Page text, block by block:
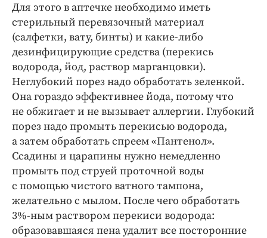
Для этого в аптечке необходимо иметь
стерильный перевязочный материал
(салфетки, вату, бинты) и какие-либо
дезинфицирующие средства (перекись
водорода, йод, раствор марганцовки).
Неглубокий порез надо обработать зеленкой.
Она гораздо эффективнее йода, потому что
не обжигает и не вызывает аллергии. Глубокий
порез надо промыть перекисью водорода,
а затем обработать спреем «Пантенол».
Ссадины и царапины нужно немедленно
промыть под струей проточной воды
с помощью чистого ватного тампона,
желательно с мылом. После чего обработать
3%-ным раствором перекиси водорода:
образовавшаяся пена удалит все посторонние